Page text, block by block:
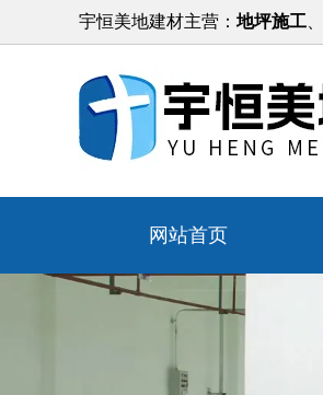
宇恒美地建材主营： 地坪施工
网站首页